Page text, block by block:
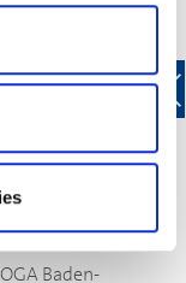
des
Mitglied im
Alle
Baden-